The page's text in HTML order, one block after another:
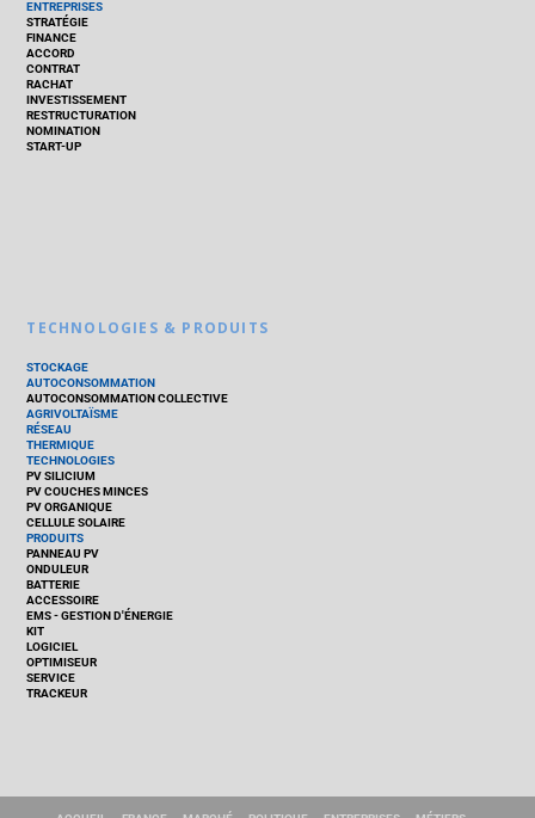
ENTREPRISES
STRATÉGIE
FINANCE
ACCORD
CONTRAT
RACHAT
INVESTISSEMENT
RESTRUCTURATION
NOMINATION
START-UP
TECHNOLOGIES & PRODUITS
STOCKAGE
AUTOCONSOMMATION
AUTOCONSOMMATION COLLECTIVE
AGRIVOLTAÏSME
RÉSEAU
THERMIQUE
TECHNOLOGIES
PV SILICIUM
PV COUCHES MINCES
PV ORGANIQUE
CELLULE SOLAIRE
PRODUITS
PANNEAU PV
ONDULEUR
BATTERIE
ACCESSOIRE
EMS - GESTION D'ÉNERGIE
KIT
LOGICIEL
OPTIMISEUR
SERVICE
TRACKEUR